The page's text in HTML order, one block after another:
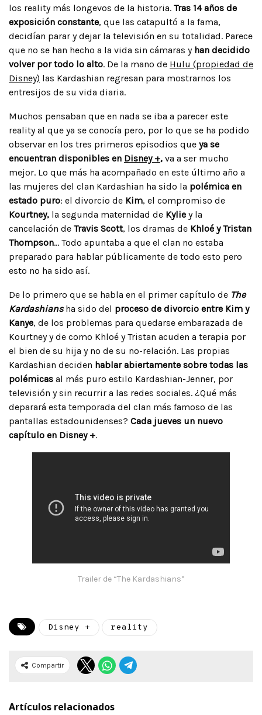
los reality más longevos de la historia. Tras 14 años de
exposición constante, que las catapultó a la fama,
decidían parar y dejar la televisión en su totalidad. Parece
que no se han hecho a la vida sin cámaras y han decidido
volver por todo lo alto. De la mano de Hulu (propiedad de
Disney) las Kardashian regresan para mostrarnos los
entresijos de su vida diaria.
Muchos pensaban que en nada se iba a parecer este
reality al que ya se conocía pero, por lo que se ha podido
observar en los tres primeros episodios que ya se
encuentran disponibles en Disney +, va a ser mucho
mejor. Lo que más ha acompañado en este último año a
las mujeres del clan Kardashian ha sido la polémica en
estado puro: el divorcio de Kim, el compromiso de
Kourtney, la segunda maternidad de Kylie y la
cancelación de Travis Scott, los dramas de Khloé y Tristan
Thompson… Todo apuntaba a que el clan no estaba
preparado para hablar públicamente de todo esto pero
esto no ha sido así.
De lo primero que se habla en el primer capítulo de The
Kardashiansha sido del proceso de divorcio entre Kim y
Kanye, de los problemas para quedarse embarazada de
Kourtney y de como Khloé y Tristan acuden a terapia por
el bien de su hija y no de su no-relación. Las propias
Kardashian deciden hablar abiertamente sobre todas las
polémicas al más puro estilo Kardashian-Jenner, por
televisión y sin recurrir a las redes sociales. ¿Qué más
deparará esta temporada del clan más famoso de las
pantallas estadounidenses? Cada jueves un nuevo
capítulo en Disney +.
Trailer de “The Kardashians”
Disney + reality
Compartir
Artículos relacionados